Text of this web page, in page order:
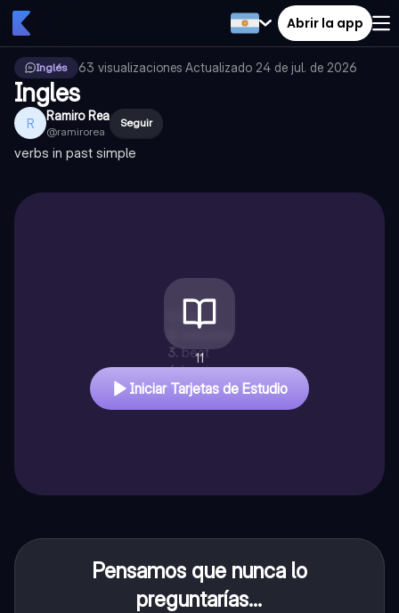
Abrir la app
Inglés 63 visualizaciones·Actualizado 24 de jul. de 2026
Ingles
R Ramiro Rea
@ramirorea
Seguir
verbs in past simple
be
2
become
3. beat
4. begin
11
Iniciar Tarjetas de Estudio
Pensamos que nunca lo
preguntarías...